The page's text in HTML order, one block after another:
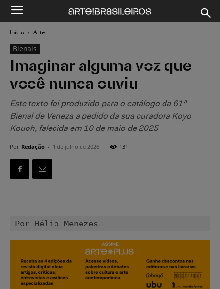
Início Arte
Bienais
Imaginar alguma voz que
você nunca ouviu
Este texto foi produzido para o catálogo da 61ª
Bienal de Veneza a pedido da sua curadora Koyo
Kouoh, falecida em 10 de maio de 2025
Por Redação - 1 de julho de 2026 131
Por Hélio Menezes